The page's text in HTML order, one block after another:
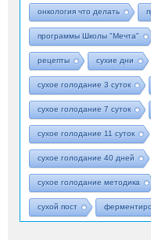
онкология что делать
программы Школы "Мечта"
рецепты сухие дни
сухое голодание 3 суток
сухое голодание 7 суток
сухое голодание 11 суток
сухое голодание 40 дней
сухое голодание методика
сухой пост